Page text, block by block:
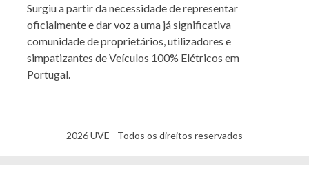
Surgiu a partir da necessidade de representar
oficialmente e dar voz a uma já significativa
comunidade de proprietários, utilizadores e
simpatizantes de Veículos 100% Elétricos em
Portugal.
2026 UVE - Todos os direitos reservados